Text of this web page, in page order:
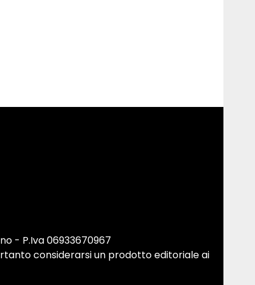
- P.Iva 06933670967
considerarsi un prodotto editoriale ai